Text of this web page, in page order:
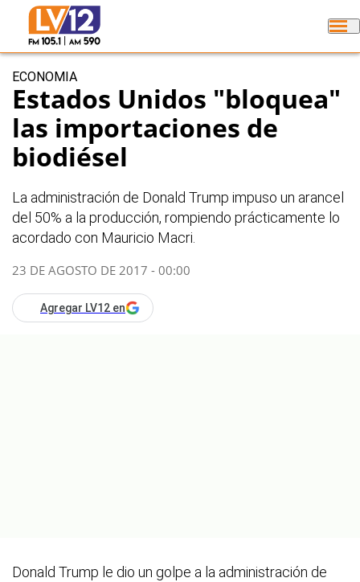
ECONOMIA
Estados Unidos "bloquea"
las importaciones de
biodiésel
La administración de Donald Trump impuso un arancel
del 50% a la producción, rompiendo prácticamente lo
acordado con Mauricio Macri.
23 DE AGOSTO DE 2017 - 00:00
Agregar LV12 en
Donald Trump le dio un golpe a la administración de